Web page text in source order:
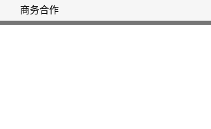
商务合作